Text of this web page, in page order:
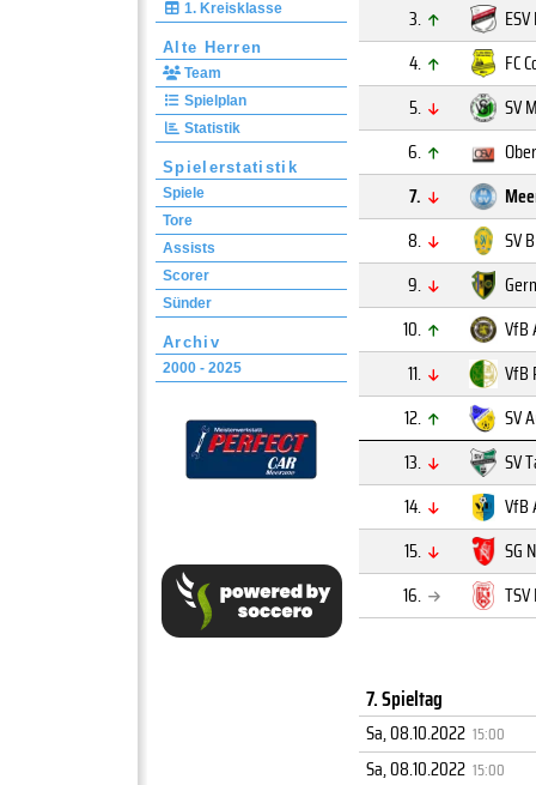
1. Kreisklasse
Alte Herren
Team
Spielplan
Statistik
Spielerstatistik
Spiele
Tore
Assists
Scorer
Sünder
Archiv
2000 - 2025
3.
4.
FC
5.
SV
6.
7.
8.
SV
9.
10.
VfB
11.
VfB
12.
SV
13.
SV
14.
VfB
15.
SG
16.
7. Spieltag
Sa, 08.10.2022 15:00
Sa, 08.10.2022 15:00